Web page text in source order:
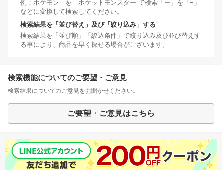
例：ポケモン を ポケットモンスター で検索「ー」を「−」
などに変換して検索してください。
検索結果を「並び替え」及び「絞り込み」する
検索結果を「並び順」「絞込条件」で絞り込み及び並び替えす
る事により、商品を早く探せる場合がございます。
検索機能についてのご要望・ご意見
検索結果についてのご意見をお聞かせください。
ご要望・ご意見はこちら